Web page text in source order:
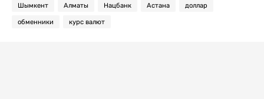
Шымкент Алматы Нацбанк Астана доллар
обменники курс валют